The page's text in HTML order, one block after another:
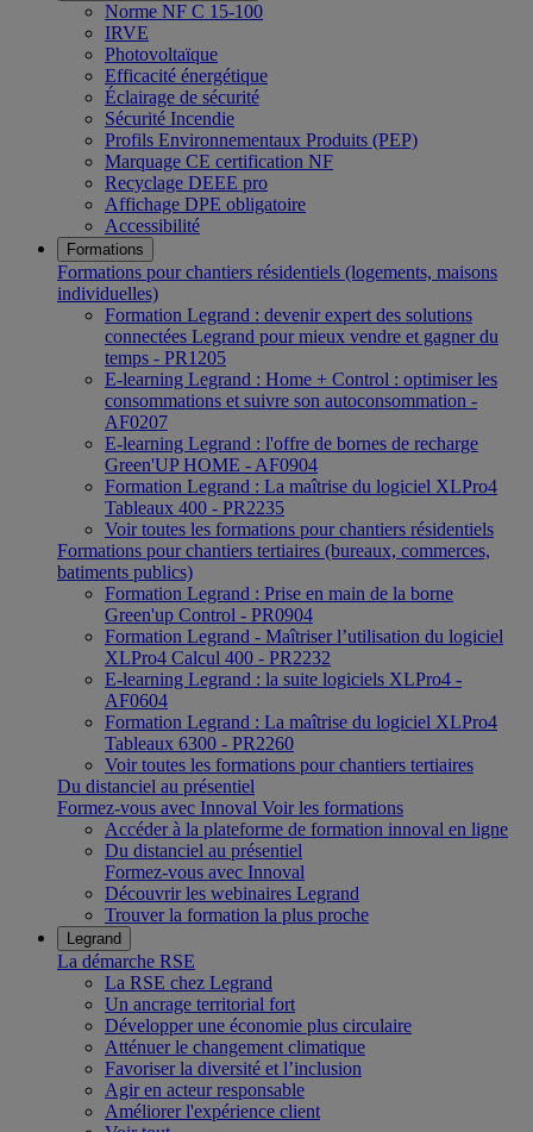
Norme NF C 15-100
IRVE
Photovoltaïque
Efficacité énergétique
Éclairage de sécurité
Sécurité Incendie
Profils Environnementaux Produits (PEP)
Marquage CE certification NF
Recyclage DEEE pro
Affichage DPE obligatoire
Accessibilité
Formations
Formations pour chantiers résidentiels (logements, maisons
individuelles)
Formation Legrand : devenir expert des solutions
connectées Legrand pour mieux vendre et gagner du
temps - PR1205
E-learning Legrand : Home + Control : optimiser les
consommations et suivre son autoconsommation -
AF0207
E-learning Legrand : l'offre de bornes de recharge
Green'UP HOME - AF0904
Formation Legrand : La maîtrise du logiciel XLPro4
Tableaux 400 - PR2235
Voir toutes les formations pour chantiers résidentiels
Formations pour chantiers tertiaires (bureaux, commerces,
batiments publics)
Formation Legrand : Prise en main de la borne
Green'up Control - PR0904
Formation Legrand - Maîtriser l’utilisation du logiciel
XLPro4 Calcul 400 - PR2232
E-learning Legrand : la suite logiciels XLPro4 -
AF0604
Formation Legrand : La maîtrise du logiciel XLPro4
Tableaux 6300 - PR2260
Voir toutes les formations pour chantiers tertiaires
Du distanciel au présentiel
Formez-vous avec Innoval Voir les formations
Accéder à la plateforme de formation innoval en ligne
Du distanciel au présentiel
Formez-vous avec Innoval
Découvrir les webinaires Legrand
Trouver la formation la plus proche
Legrand
La démarche RSE
La RSE chez Legrand
Un ancrage territorial fort
Développer une économie plus circulaire
Atténuer le changement climatique
Favoriser la diversité et l’inclusion
Agir en acteur responsable
Améliorer l'expérience client